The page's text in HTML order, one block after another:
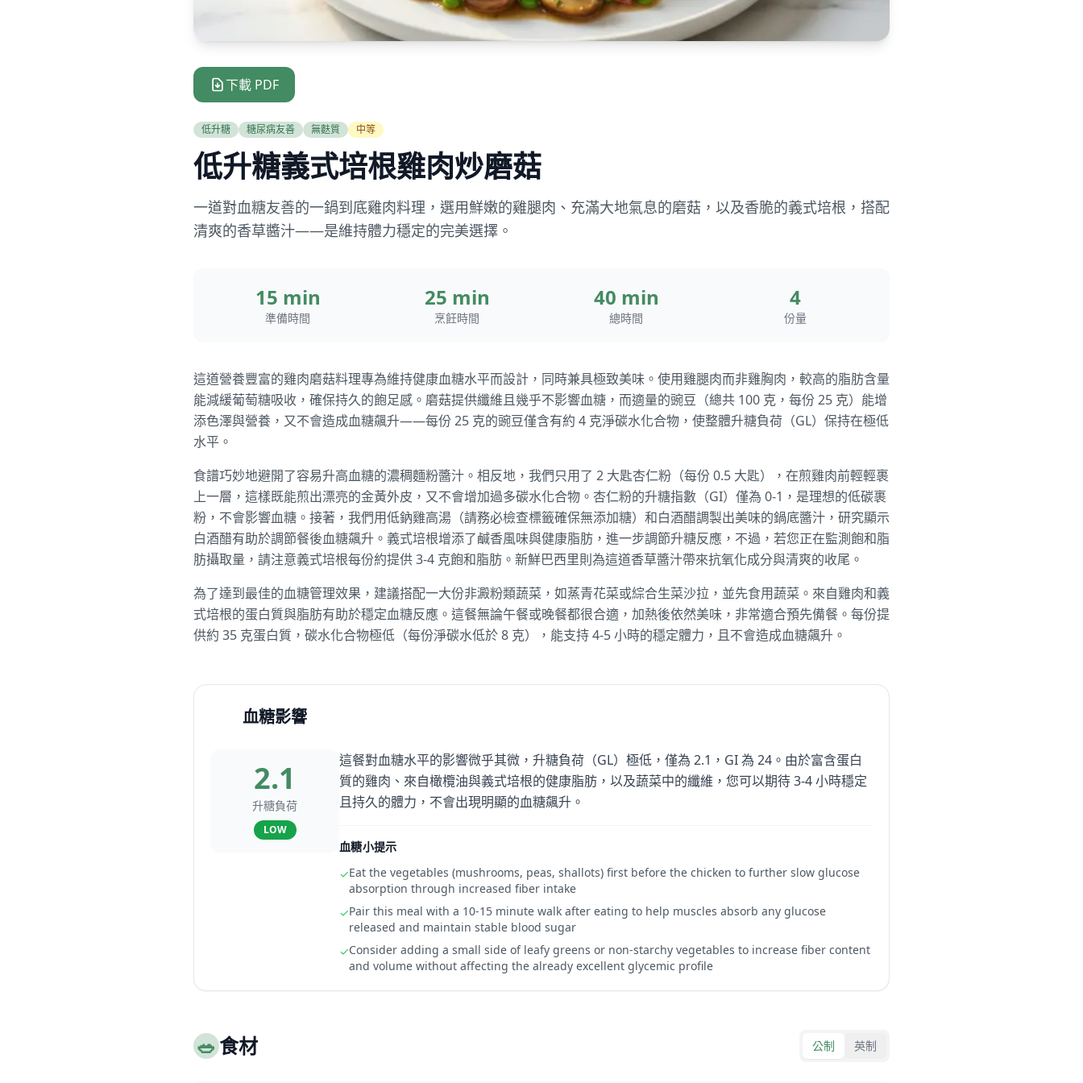
下載 PDF
低升糖 糖尿病友善 無麩質 中等
低升糖義式培根雞肉炒磨菇
一道對血糖友善的一鍋到底雞肉料理，選用鮮嫩的雞腿肉、充滿大地氣息的磨菇，以及香脆的義式培根，搭配
清爽的香草醬汁——是維持體力穩定的完美選擇。
15 min
準備時間
25 min
烹飪時間
40 min
總時間
4
份量
這道營養豐富的雞肉磨菇料理專為維持健康血糖水平而設計，同時兼具極致美味。使用雞腿肉而非雞胸肉，較高的脂肪含量
能減緩葡萄糖吸收，確保持久的飽足感。磨菇提供纖維且幾乎不影響血糖，而適量的豌豆（總共 100 克，每份 25 克）能增
添色澤與營養，又不會造成血糖飆升——每份 25 克的豌豆僅含有約 4 克淨碳水化合物，使整體升糖負荷（GL）保持在極低
水平。
食譜巧妙地避開了容易升高血糖的濃稠麵粉醬汁。相反地，我們只用了 2 大匙杏仁粉（每份 0.5 大匙），在煎雞肉前輕輕裹
上一層，這樣既能煎出漂亮的金黃外皮，又不會增加過多碳水化合物。杏仁粉的升糖指數（GI）僅為 0-1，是理想的低碳裹
粉，不會影響血糖。接著，我們用低鈉雞高湯（請務必檢查標籤確保無添加糖）和白酒醋調製出美味的鍋底醬汁，研究顯示
白酒醋有助於調節餐後血糖飆升。義式培根增添了鹹香風味與健康脂肪，進一步調節升糖反應，不過，若您正在監測飽和脂
肪攝取量，請注意義式培根每份約提供 3-4 克飽和脂肪。新鮮巴西里則為這道香草醬汁帶來抗氧化成分與清爽的收尾。
為了達到最佳的血糖管理效果，建議搭配一大份非澱粉類蔬菜，如蒸青花菜或綜合生菜沙拉，並先食用蔬菜。來自雞肉和義
式培根的蛋白質與脂肪有助於穩定血糖反應。這餐無論午餐或晚餐都很合適，加熱後依然美味，非常適合預先備餐。每份提
供約 35 克蛋白質，碳水化合物極低（每份淨碳水低於 8 克），能支持 4-5 小時的穩定體力，且不會造成血糖飆升。
血糖影響
2.1
升糖負荷
LOW
這餐對血糖水平的影響微乎其微，升糖負荷（GL）極低，僅為 2.1，GI 為 24。由於富含蛋白
質的雞肉、來自橄欖油與義式培根的健康脂肪，以及蔬菜中的纖維，您可以期待 3-4 小時穩定
且持久的體力，不會出現明顯的血糖飆升。
血糖小提示
✓Eat the vegetables (mushrooms, peas, shallots) first before the chicken to further slow glucose
absorption through increased fiber intake
✓Pair this meal with a 10-15 minute walk after eating to help muscles absorb any glucose
released and maintain stable blood sugar
✓Consider adding a small side of leafy greens or non-starchy vegetables to increase fiber content
and volume without affecting the already excellent glycemic profile
🥗食材 公制 英制